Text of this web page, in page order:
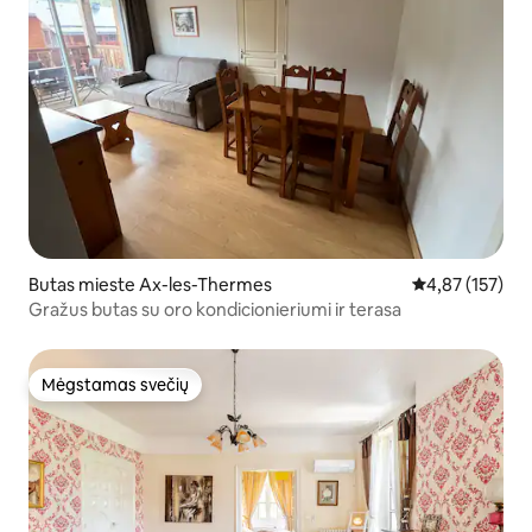
Butas mieste Ax-les-Thermes Vidutinis
4,87 (157)
Gražus butas su oro kondicionieriumi ir terasa
Mėgstamas svečių
Mėgstamas svečių